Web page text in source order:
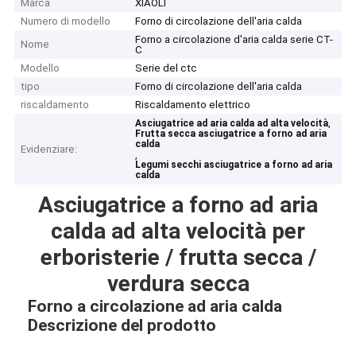
Marca
XIAOLI
Numero di modello
Forno di circolazione dell'aria calda
Nome
Forno a circolazione d'aria calda serie CT-
C
Modello
Serie del ctc
tipo
Forno di circolazione dell'aria calda
riscaldamento
Riscaldamento elettrico
Evidenziare:
Asciugatrice ad aria calda ad alta velocità,
Frutta secca asciugatrice a forno ad aria
calda
,
Legumi secchi asciugatrice a forno ad aria
calda
Asciugatrice a forno ad aria
calda ad alta velocità per
erboristerie / frutta secca /
verdura secca
Forno a circolazione ad aria calda
Descrizione del prodotto